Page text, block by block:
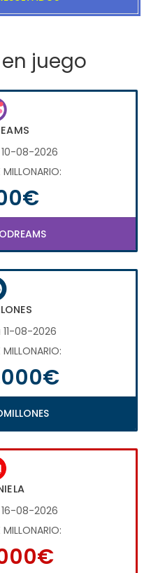
juego
08-2026
08-2026
08-2026